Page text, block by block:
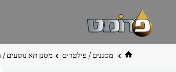
בית מסננים / פילטרים מסנן תא נוסעים /